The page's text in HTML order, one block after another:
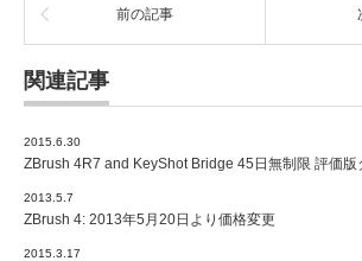
前の記事
関連記事
2015.6.30
ZBrush 4R7 and KeyShot Bridge 45日無制限 評価版
2013.5.7
ZBrush 4: 2013年5月20日より価格変更
2015.3.17